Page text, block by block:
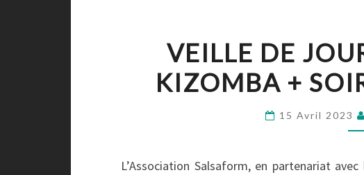
VEILLE DE
KIZOMBA +
15 Avril 2023
L’Association Salsaform, en partenariat